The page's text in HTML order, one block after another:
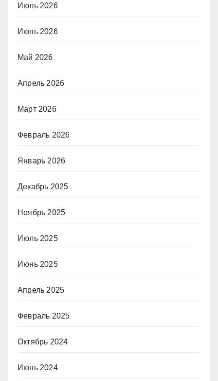
Июль 2026
Июнь 2026
Май 2026
Апрель 2026
Март 2026
Февраль 2026
Январь 2026
Декабрь 2025
Ноябрь 2025
Июль 2025
Июнь 2025
Апрель 2025
Февраль 2025
Октябрь 2024
Июнь 2024